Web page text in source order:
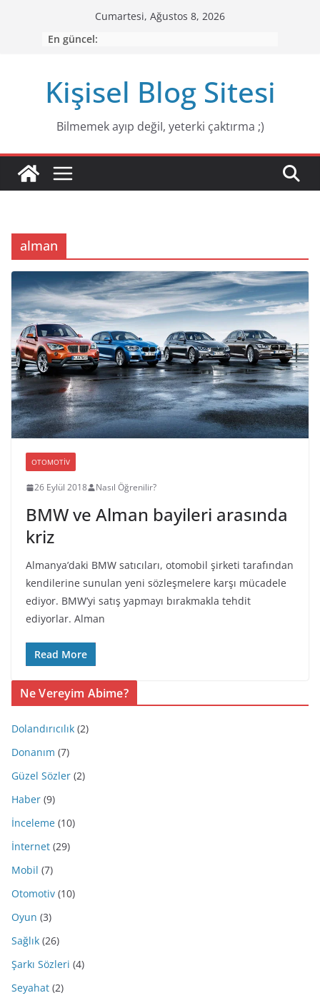
Cumartesi, Ağustos 8, 2026
En güncel:
Kişisel Blog Sitesi
Bilmemek ayıp değiI, yeterki çaktırma ;)
alman
OTOMOTIV
26 Eylül 2018 Nasıl Öğrenilir?
BMW ve Alman bayileri arasında
kriz
Almanya’daki BMW satıcıları, otomobil şirketi tarafından
kendilerine sunulan yeni sözleşmelere karşı mücadele
ediyor. BMW’yi satış yapmayı bırakmakla tehdit
ediyorlar. Alman
Read More
Ne Vereyim Abime?
Dolandırıcılık (2)
Donanım (7)
Güzel Sözler (2)
Haber (9)
İnceleme (10)
İnternet (29)
Mobil (7)
Otomotiv (10)
Oyun (3)
Sağlık (26)
Şarkı Sözleri (4)
Seyahat (2)